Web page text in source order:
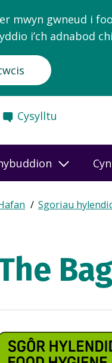
mwyn gwneud i
i’ch adnabod
Cysylltu
breadcrumb
Sgoriau